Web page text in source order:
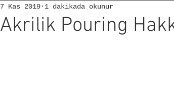
Akrilik Pouring
7 Kas 2019 1 dakikada okunur